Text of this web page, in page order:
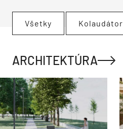
Všetky Kolaudátor
ARCHITEKTÚRA